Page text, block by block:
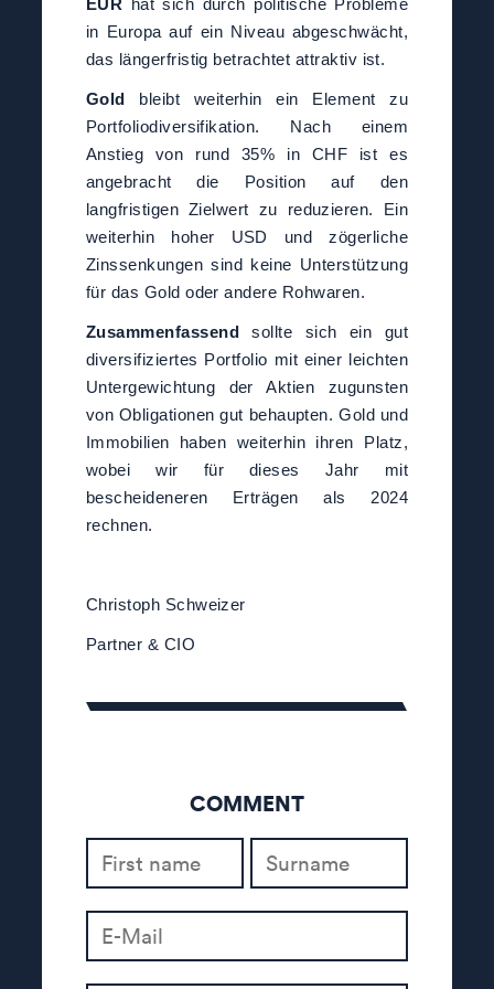
EUR hat sich durch politische Probleme
in Europa auf ein Niveau abgeschwächt,
das längerfristig betrachtet attraktiv ist.
Gold
bleibt weiterhin ein Element zu
Portfoliodiversifikation. Nach einem
Anstieg von rund 35% in CHF ist es
angebracht die Position auf den
langfristigen Zielwert zu reduzieren. Ein
weiterhin hoher USD und zögerliche
Zinssenkungen sind keine Unterstützung
für das Gold oder andere Rohwaren.
Zusammenfassend
sollte sich ein gut
diversifiziertes Portfolio mit einer leichten
Untergewichtung der Aktien zugunsten
von Obligationen gut behaupten. Gold und
Immobilien haben weiterhin ihren Platz,
wobei wir für dieses Jahr mit
bescheideneren Erträgen als 2024
rechnen.
Christoph Schweizer
Partner & CIO
COMMENT